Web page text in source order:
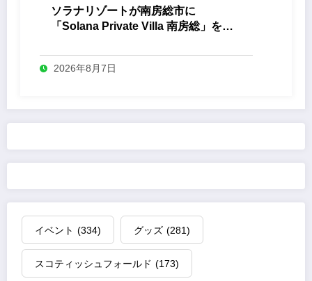
ソラナリゾートが南房総市に
「Solana Private Villa 南房総」を開
2026年8月7日
イベント (334) グッズ (281)
スコティッシュフォールド (173)